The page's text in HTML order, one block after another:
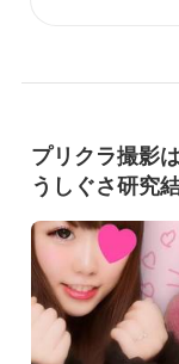
プリクラ撮影
うしぐさ研究